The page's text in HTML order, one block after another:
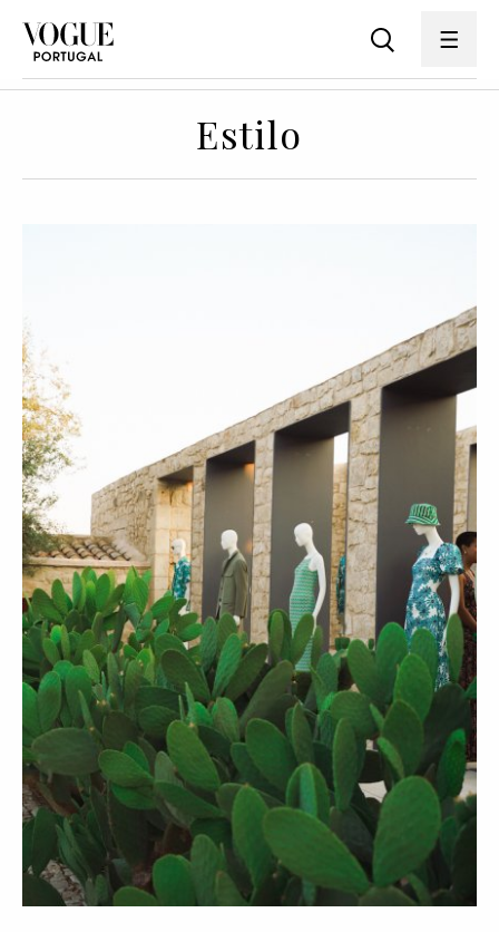
Estilo